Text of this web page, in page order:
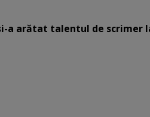
a arătat talentul de scrimer